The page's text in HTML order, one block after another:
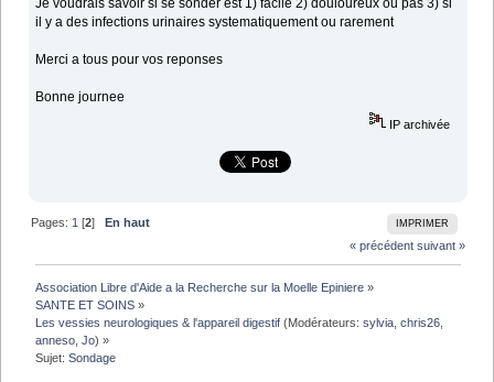
Je voudrais savoir si se sonder est 1) facile 2) douloureux ou pas 3) si
il y a des infections urinaires systematiquement ou rarement
Merci a tous pour vos reponses
Bonne journee
IP archivée
IMPRIMER
Pages: 1 [2]En haut
« précédent suivant »
Association Libre d'Aide a la Recherche sur la Moelle Epiniere »
SANTE ET SOINS »
Les vessies neurologiques & l'appareil digestif (Modérateurs:sylvia ,chris26
anneso ,Jo) »
Sujet:Sondage